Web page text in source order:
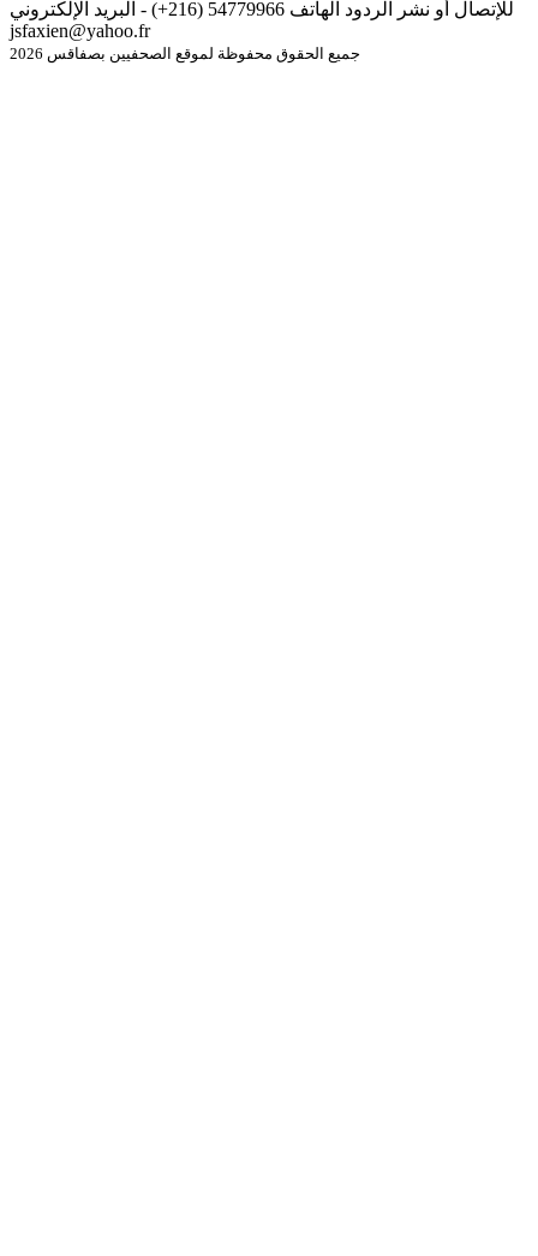
للإتصال أو نشر الردود الهاتف 54779966 (216+) - البريد الإلكتروني
jsfaxien@yahoo.fr
جميع الحقوق محفوظة لموقع الصحفيين بصفاقس 2026